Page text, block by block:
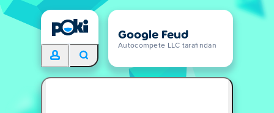
Google Feud
Autocompete LLC tarafından